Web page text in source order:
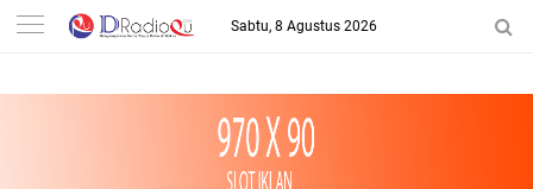
-->
Sabtu, 8 Agustus 2026